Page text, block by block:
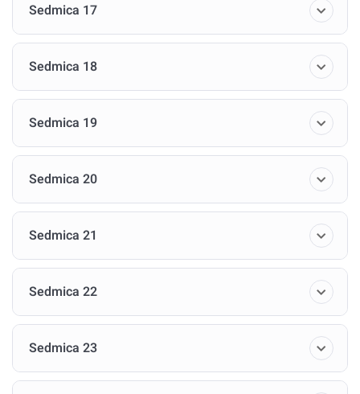
Sedmica 17
Sedmica 18
Sedmica 19
Sedmica 20
Sedmica 21
Sedmica 22
Sedmica 23